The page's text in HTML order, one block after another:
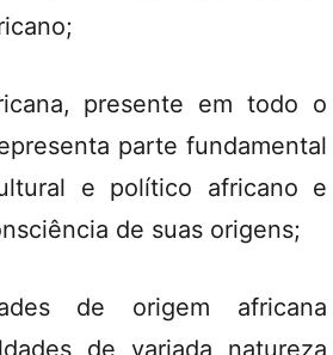
presente em todo o
parte fundamental
e político africano e
de suas origens;
de origem africana
de variada natureza